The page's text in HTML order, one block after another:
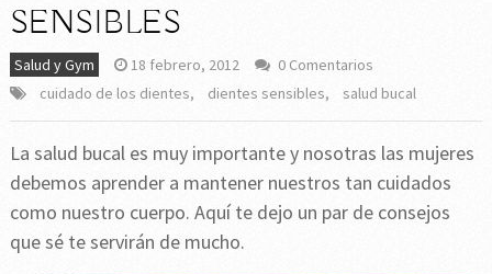
SENSIBLES
Salud y Gym 18 febrero, 2012
0 Comentarios
cuidado de los dientes, dientes sensibles, salud bucal
La salud bucal es muy importante y nosotras las mujeres
debemos aprender a mantener nuestros tan cuidados
como nuestro cuerpo. Aquí te dejo un par de consejos
que sé te servirán de mucho.